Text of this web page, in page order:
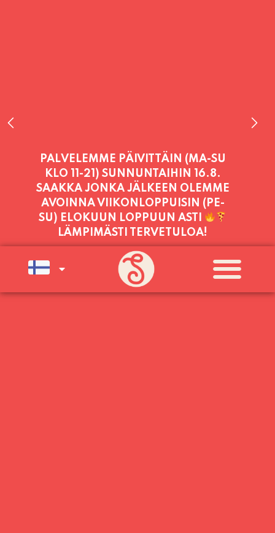
PALVELEMME TÄNÄÄN:
LAUANTAI11:00 - 21:00
PALVELEMME PÄIVITTÄIN (MA-SU
KLO 11-21) SUNNUNTAIHIN 16.8.
SAAKKA JONKA JÄLKEEN OLEMME
AVOINNA VIIKONLOPPUISIN (PE-
SU) ELOKUUN LOPPUUN ASTI
LÄMPIMÄSTI TERVETULOA!